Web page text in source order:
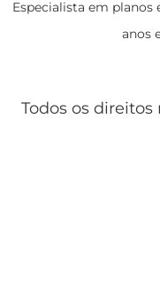
Especialista em planos
anos
Todos os direitos